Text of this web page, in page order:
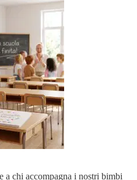
a chi accompagna i nostri bimbi